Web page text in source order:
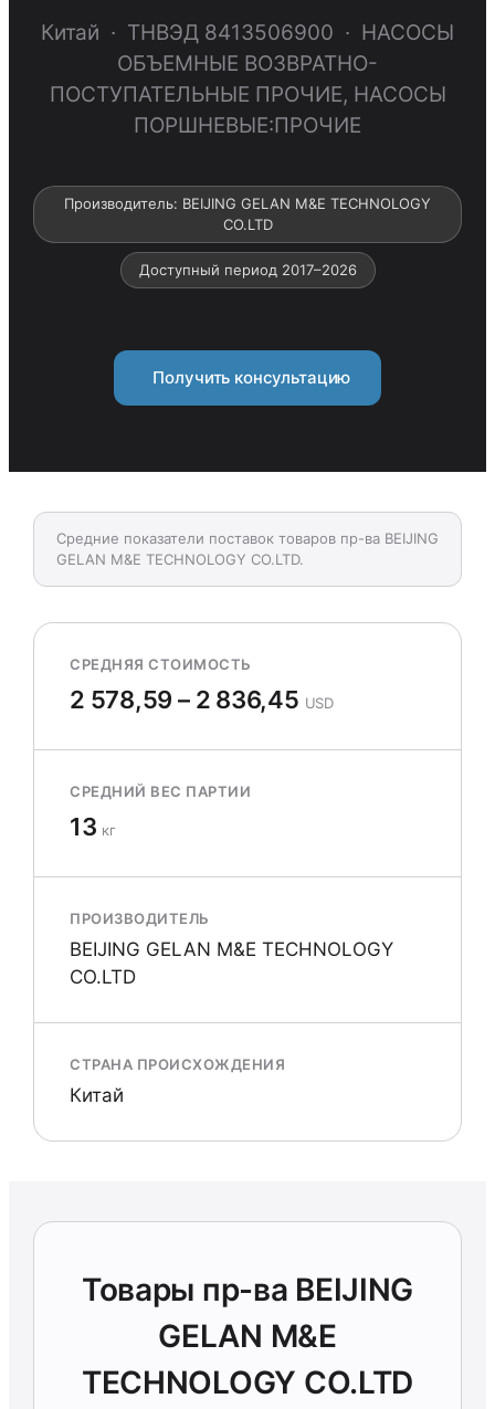
Китай · ТНВЭД 8413506900 · НАСОСЫ
ОБЪЕМНЫЕ ВОЗВРАТНО-
ПОСТУПАТЕЛЬНЫЕ ПРОЧИЕ, НАСОСЫ
ПОРШНЕВЫЕ:ПРОЧИЕ
Производитель: BEIJING GELAN M&E TECHNOLOGY
CO.LTD
Доступный период 2017–2026
Получить консультацию
Средние показатели поставок товаров пр-ва BEIJING
GELAN M&E TECHNOLOGY CO.LTD.
СРЕДНЯЯ СТОИМОСТЬ
2 578,59 – 2 836,45 USD
СРЕДНИЙ ВЕС ПАРТИИ
13 кг
ПРОИЗВОДИТЕЛЬ
BEIJING GELAN M&E TECHNOLOGY
CO.LTD
СТРАНА ПРОИСХОЖДЕНИЯ
Китай
Товары пр-ва BEIJING
GELAN M&E
TECHNOLOGY CO.LTD